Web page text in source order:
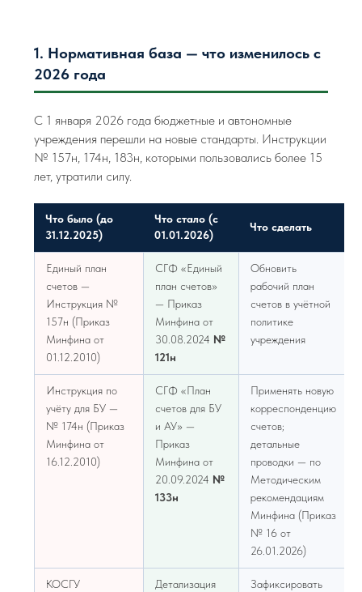
1. Нормативная база — что изменилось с
2026 года
С 1 января 2026 года бюджетные и автономные
учреждения перешли на новые стандарты. Инструкции
№ 157н, 174н, 183н, которыми пользовались более 15
лет, утратили силу.
Что было (до
31.12.2025)
Что стало (с
01.01.2026)
Что сделать
Единый план
счетов —
Инструкция №
157н (Приказ
Минфина от
01.12.2010)
СГФ «Единый
план счетов»
— Приказ
Минфина от
30.08.2024 №
121н
Обновить
рабочий план
счетов в учётной
политике
учреждения
Инструкция по
учёту для БУ —
№ 174н (Приказ
Минфина от
16.12.2010)
СГФ «План
счетов для БУ
и АУ» —
Приказ
Минфина от
20.09.2024 №
133н
Применять новую
корреспонденцию
счетов;
детальные
проводки — по
Методическим
рекомендациям
Минфина (Приказ
№ 16 от
26.01.2026)
КОСГУ
Детализация
Зафиксировать